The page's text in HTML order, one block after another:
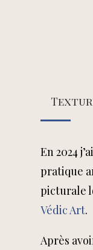
En 2024
pratique
picturale
Védic Art.
Après